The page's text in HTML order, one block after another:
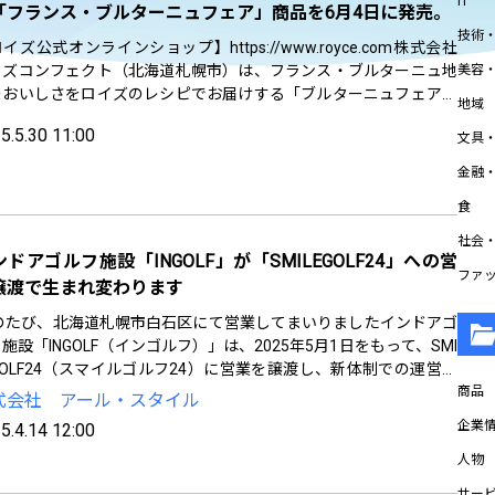
フランス・ブルターニュフェア」商品を6月4日に発売。
イズ公式オンラインショップ】https://www.royce.com株式会社
コンフェクト（北海道札幌市）は、フランス・ブルターニュ地
いしさをロイズのレシピでお届けする「ブルターニュフェア」
...
11:00
ドアゴルフ施設「INGOLF」が「SMILEGOLF24」への営
渡で生まれ変わります
び、北海道札幌市白石区にて営業してまいりましたインドアゴ
設「INGOLF（インゴルフ）」は、2025年5月1日をもって、SMI
（スマイルゴルフ24）に営業を譲渡し、新体制での運営を
トいたします。これまで多くのお客様にご愛顧いただいたINGO
会社 アール・スタイル
12:00
技術
美容
地域
文具
金融
食
社会
ファ
商品
企業
人物